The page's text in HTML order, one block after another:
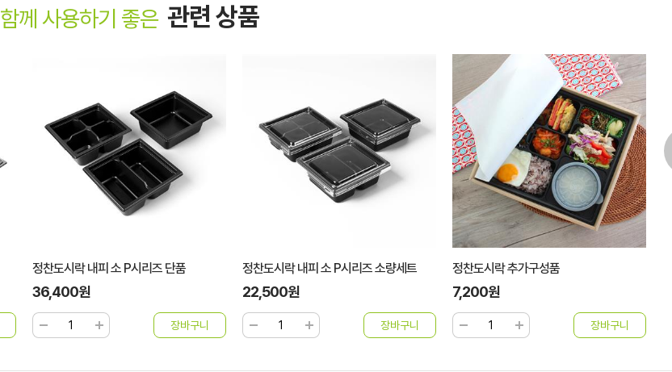
함께 사용하기 좋은 관련 상품
정찬도시락 내피 소 P시리즈 단품
36,400원
정찬도시락 내피 소 P시리즈 소량세트
22,500원
정찬도시락 추가구성품
7,200원